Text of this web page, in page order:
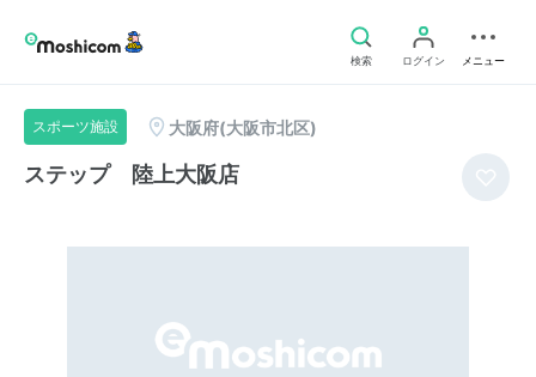
検索 ログイン メニュー
スポーツ施設 大阪府(大阪市北区)
ステップ 陸上大阪店